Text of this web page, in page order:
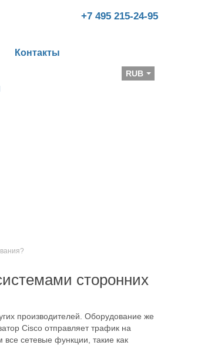
+7 495 215-24-95
Контакты
RUB
сторонних
производителей. Оборудование же
Cisco отправляет трафик на
сетевые функции, такие как